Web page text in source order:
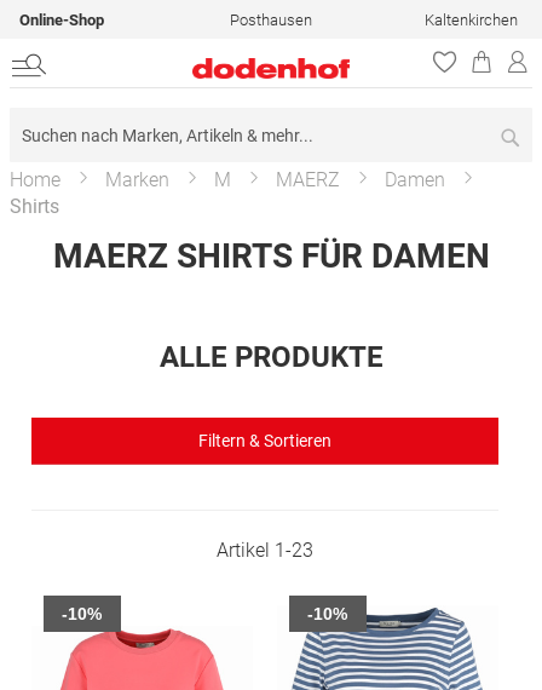
Online-Shop Posthausen Kaltenkirchen
Home Marken M MAERZ
Damen
Shirts
MAERZ SHIRTS FÜR DAMEN
ALLE PRODUKTE
Filtern & Sortieren
Artikel 1-23
-10% -10%